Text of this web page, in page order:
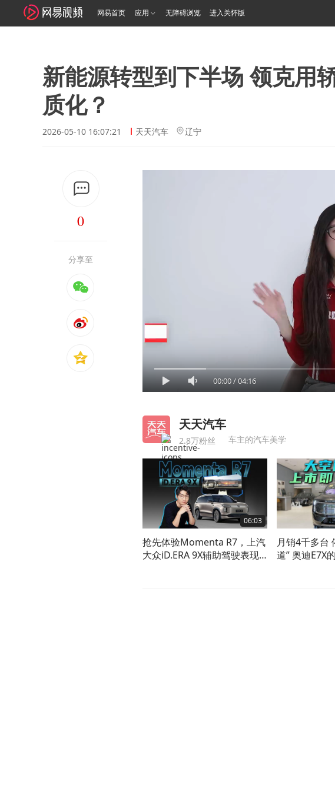
网易首页 应用 无障碍浏览 进入关怀版
新能源转型到下半场 领克用
质化？
2026-05-10 16:07:21 天天汽车 辽宁
0
分享至
00:00/04:16
天天汽车
2.8万粉丝 车主的汽车美学
06:03
抢先体验Momenta R7，上汽
大众iD.ERA 9X辅助驾驶表现
月销4千多台
道” 奥迪E7X